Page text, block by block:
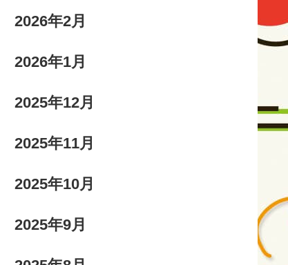
2026年2月
2026年1月
2025年12月
2025年11月
2025年10月
2025年9月